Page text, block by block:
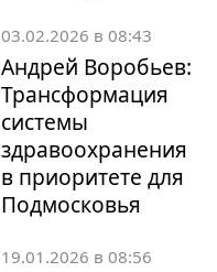
03.02.2026 в 08:43
Андрей Воробьев:
Трансформация
системы
здравоохранения
в приоритете для
Подмосковья
19.01.2026 в 08:56